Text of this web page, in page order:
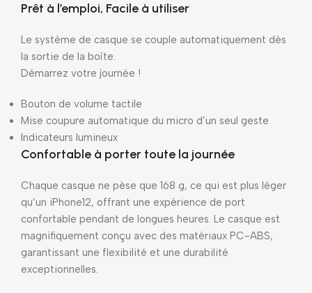
Prêt à l’emploi, Facile à utiliser
Le système de casque se couple automatiquement dès
la sortie de la boîte.
Démarrez votre journée !
Bouton de volume tactile
Mise coupure automatique du micro d’un seul geste
Indicateurs lumineux
Confortable à porter toute la journée
Chaque casque ne pèse que 168 g, ce qui est plus léger
qu’un iPhone12, offrant une expérience de port
confortable pendant de longues heures. Le casque est
magnifiquement conçu avec des matériaux PC-ABS,
garantissant une flexibilité et une durabilité
exceptionnelles.